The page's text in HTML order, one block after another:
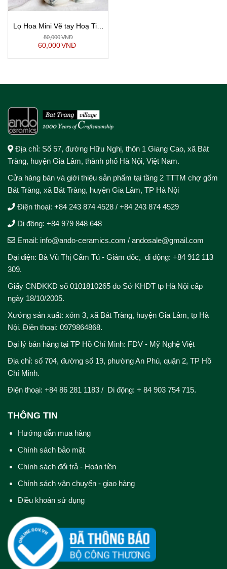
Lọ Hoa Mini Vẽ tay Hoạ Tiết
Sen Chuồn 3 kiểu dáng
80,000VNĐ
60,000VNĐ
Địa chỉ: Số 57, đường Hữu Nghị, thôn 1 Giang Cao, xã Bát
Tràng, huyện Gia Lâm, thành phố Hà Nội, Việt Nam.
Cửa hàng bán và giới thiệu sản phẩm tại tầng 2 TTTM chợ gốm
Bát Tràng, xã Bát Tràng, huyện Gia Lâm, TP Hà Nội
Điện thoại: +84 243 874 4528 / +84 243 874 4529
Di động: +84 979 848 648
Email: info@ando-ceramics.com / andosale@gmail.com
Đại diện: Bà Vũ Thị Cẩm Tú - Giám đốc, di động: +84 912 113
309.
Giấy CNĐKKD số 0101810265 do Sở KHĐT tp Hà Nội cấp
ngày 18/10/2005.
Xưởng sản xuất: xóm 3, xã Bát Tràng, huyện Gia Lâm, tp Hà
Nội. Điện thoại: 0979864868.
Đại lý bán hàng tại TP Hồ Chí Minh: FDV - Mỹ Nghệ Việt
Địa chỉ: số 704, đường số 19, phường An Phú, quận 2, TP Hồ
Chí Minh.
Điện thoại: +84 86 281 1183 / Di động: + 84 903 754 715.
THÔNG TIN
Hướng dẫn mua hàng
Chính sách bảo mật
Chính sách đổi trả - Hoàn tiền
Chính sách vận chuyển - giao hàng
Điều khoản sử dụng